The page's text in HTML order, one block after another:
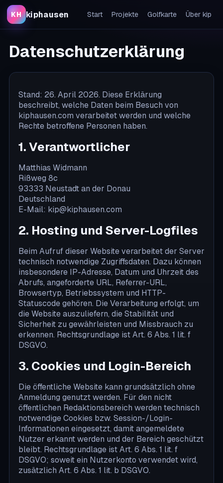
KH kiphausen Start Projekte Golfkarte Über kip
Datenschutzerklärung
Stand: 26. April 2026. Diese Erklärung
beschreibt, welche Daten beim Besuch von
kiphausen.com verarbeitet werden und welche
Rechte betroffene Personen haben.
1. Verantwortlicher
Matthias Widmann
Rißweg 8c
93333 Neustadt an der Donau
Deutschland
E-Mail: kip@kiphausen.com
2. Hosting und Server-Logfiles
Beim Aufruf dieser Website verarbeitet der Server
technisch notwendige Zugriffsdaten. Dazu können
insbesondere IP-Adresse, Datum und Uhrzeit des
Abrufs, angeforderte URL, Referrer-URL,
Browsertyp, Betriebssystem und HTTP-
Statuscode gehören. Die Verarbeitung erfolgt, um
die Website auszuliefern, die Stabilität und
Sicherheit zu gewährleisten und Missbrauch zu
erkennen. Rechtsgrundlage ist Art. 6 Abs. 1 lit. f
DSGVO.
3. Cookies und Login-Bereich
Die öffentliche Website kann grundsätzlich ohne
Anmeldung genutzt werden. Für den nicht
öffentlichen Redaktionsbereich werden technisch
notwendige Cookies bzw. Session-/Login-
Informationen eingesetzt, damit angemeldete
Nutzer erkannt werden und der Bereich geschützt
bleibt. Rechtsgrundlage ist Art. 6 Abs. 1 lit. f
DSGVO; soweit ein Nutzerkonto verwendet wird,
zusätzlich Art. 6 Abs. 1 lit. b DSGVO.